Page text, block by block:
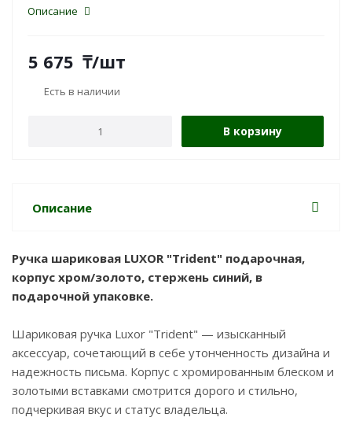
подарочной упаковке.
Описание
5 675 ₸/шт
Есть в наличии
В корзину
Описание
Ручка шариковая LUXOR "Trident" подарочная,
корпус хром/золото, стержень синий, в
подарочной упаковке.
Шариковая ручка Luxor "Trident" — изысканный
аксессуар, сочетающий в себе утонченность дизайна и
надежность письма. Корпус с хромированным блеском и
золотыми вставками смотрится дорого и стильно,
подчеркивая вкус и статус владельца.